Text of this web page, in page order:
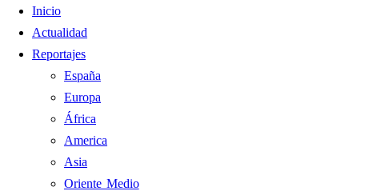
Inicio
Actualidad
Reportajes
España
Europa
África
America
Asia
Oriente Medio